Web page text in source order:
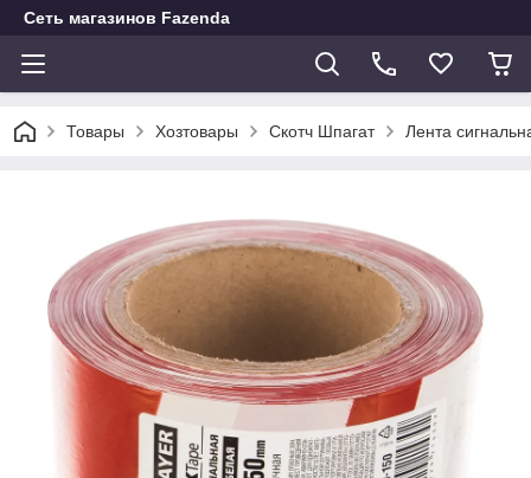
Сеть магазинов Fazenda
Товары Хозтовары Скотч Шпагат Лента